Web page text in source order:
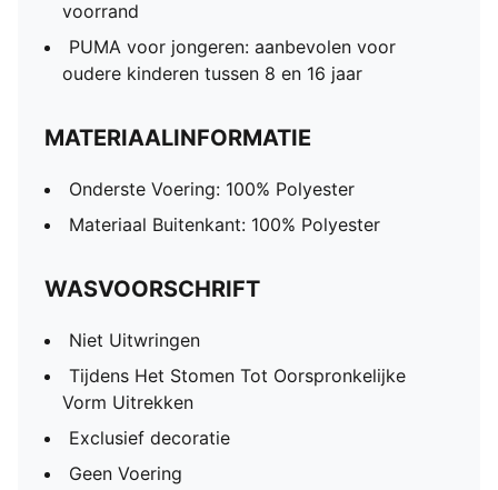
voorrand
PUMA voor jongeren: aanbevolen voor
oudere kinderen tussen 8 en 16 jaar
MATERIAALINFORMATIE
Onderste Voering: 100% Polyester
Materiaal Buitenkant: 100% Polyester
WASVOORSCHRIFT
Niet Uitwringen
Tijdens Het Stomen Tot Oorspronkelijke
Vorm Uitrekken
Exclusief decoratie
Geen Voering